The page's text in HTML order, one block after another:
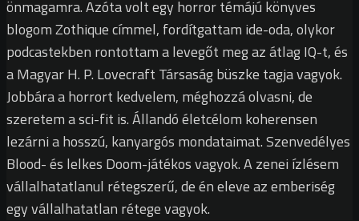
önmagamra. Azóta volt egy horror témájú könyves
blogom Zothique címmel, fordítgattam ide-oda, olykor
podcastekben rontottam a levegőt meg az átlag IQ-t, és
a Magyar H. P. Lovecraft Társaság büszke tagja vagyok.
Jobbára a horrort kedvelem, méghozzá olvasni, de
szeretem a sci-fit is. Állandó életcélom koherensen
lezárni a hosszú, kanyargós mondataimat. Szenvedélyes
Blood- és lelkes Doom-játékos vagyok. A zenei ízlésem
vállalhatatlanul rétegszerű, de én eleve az emberiség
egy vállalhatatlan rétege vagyok.